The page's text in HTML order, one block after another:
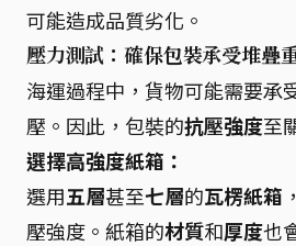
可能造成品質劣化。
壓力測試：確保包裝承受堆疊
海運過程中，貨物可能需要承
壓。因此，包裝的抗壓強度至
選擇高強度紙箱：
選用五層甚至七層的瓦楞紙箱
壓強度。紙箱的材質和厚度也